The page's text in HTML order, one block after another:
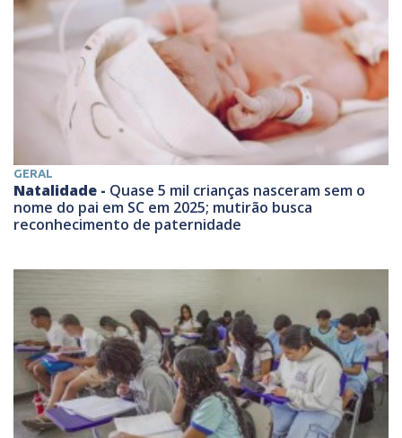
GERAL
Natalidade - Quase 5 mil crianças nasceram sem o
nome do pai em SC em 2025; mutirão busca
reconhecimento de paternidade